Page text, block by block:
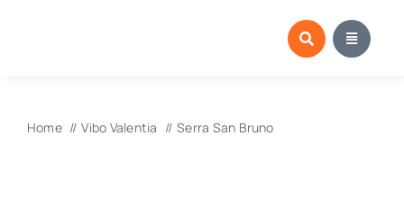
Home Vibo Valentia Serra San Bruno